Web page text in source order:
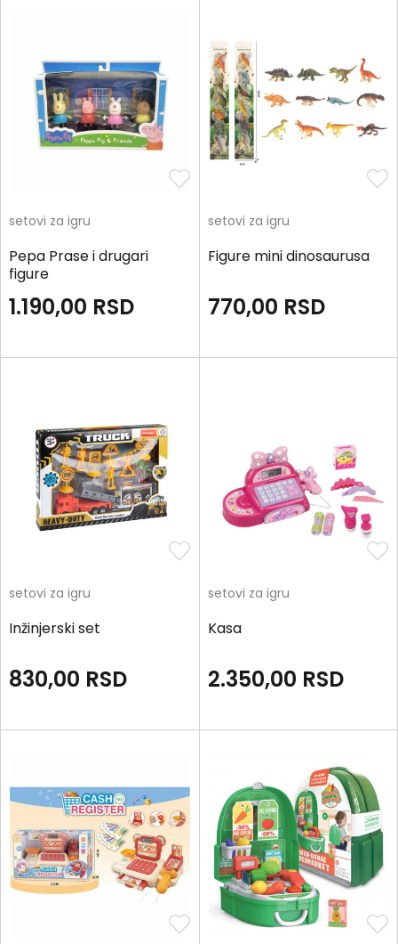
setovi za igru
Pepa Prase i drugari
figure
1.190,00 RSD
setovi za igru
Figure mini dinosaurusa
770,00 RSD
setovi za igru
Inžinjerski set
830,00 RSD
setovi za igru
Kasa
2.350,00 RSD